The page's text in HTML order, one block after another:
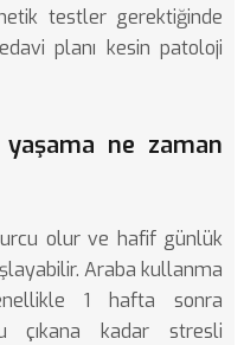
testler gerektiğinde
planı kesin patoloji
yaşama ne zaman
olur ve hafif günlük
Araba kullanma
1 hafta sonra
çıkana kadar stresli